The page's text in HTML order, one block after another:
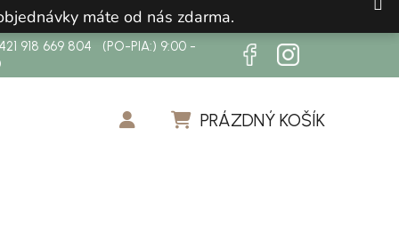
máte od nás zdarma.
918 669 804 (PO-PIA:) 9:00 -
PRÁZDNÝ KOŠÍK